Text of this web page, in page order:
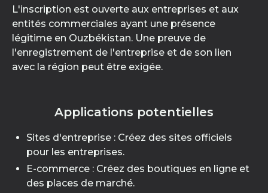
L'inscription est ouverte aux entreprises et aux
entités commerciales ayant une présence
légitime en Ouzbékistan. Une preuve de
l'enregistrement de l'entreprise et de son lien
avec la région peut être exigée.
Applications potentielles
Sites d'entreprise : Créez des sites officiels
pour les entreprises.
E-commerce : Créez des boutiques en ligne et
des places de marché.